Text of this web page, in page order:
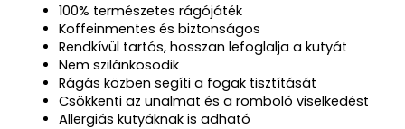
100% természetes rágójáték
Koffeinmentes és biztonságos
Rendkívül tartós, hosszan lefoglalja a kutyát
Nem szilánkosodik
Rágás közben segíti a fogak tisztítását
Csökkenti az unalmat és a romboló viselkedést
Allergiás kutyáknak is adható